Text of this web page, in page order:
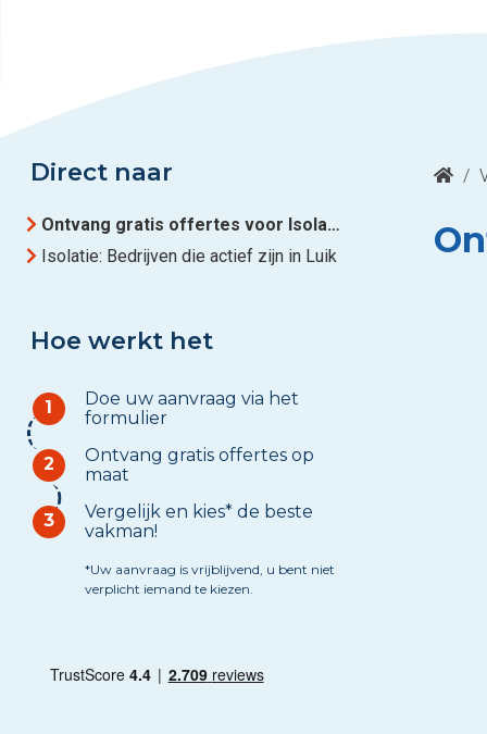
Direct naar
Ontvang gratis offertes voor Isolatie uit Luik
Isolatie: Bedrijven die actief zijn in Luik
Hoe werkt het
1
Doe uw aanvraag via het
formulier
2
Ontvang gratis offertes op
maat
3
Vergelijk en kies* de beste
vakman!
*Uw aanvraag is vrijblijvend, u bent niet
verplicht iemand te kiezen.
/